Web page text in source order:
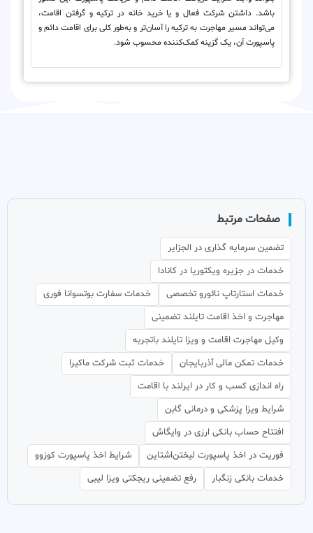
باشد. داشتن شرکت فعال و یا خرید خانه در ترکیه و گرفتن اقامت،
می‌تواند مسیر مهاجرت به ترکیه را آسان‌تر و به‌طور کلی برای اقامت دائم و
پاسپورت آن، یک گزینه کمک‌کننده محسوب شود.
صفحات مرتبط
تضمین سرمایه گذاری در الجزایر
خدمات در جزیره ویکتوریا در کانادا
خدمات استارتاپ نائورو تخصصی
خدمات سفارت بوتسوانا فوری
مهاجرت و اخذ اقامت تایلند تضمینی
وکیل مهاجرت اقامت و ویزا تایلند باتجربه
خدمات تمکن مالی آذربایجان
خدمات ثبت شرکت ماکیرا
راه اندازی کسب و کار در ایرلند با اقامت
شرایط ویزا پزشکی و درمانی گابن
افتتاح حساب بانکی ارزی در وایگاش
فوریت در اخذ پاسپورت لیختن‌اشتاین
شرایط اخذ پاسپورت کوزوو
خدمات بانکی زنگبار
رفع تضمینی ریجکتی ویزا لیبی